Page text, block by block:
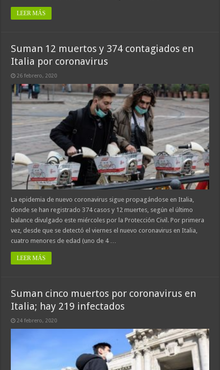
LEER MÁS
Suman 12 muertos y 374 contagiados en
Italia por coronavirus
26 febrero, 2020
La epidemia de nuevo coronavirus sigue propagándose en Italia,
donde se han registrado 374 casos y 12 muertes, según el último
balance divulgado este miércoles por la Protección Civil. Por primera
vez, desde que se detectó el viernes el nuevo coronavirus en Italia,
cuatro menores de edad (uno de 4 …
LEER MÁS
Suman cinco muertos por coronavirus en
Italia; hay 219 infectados
24 febrero, 2020